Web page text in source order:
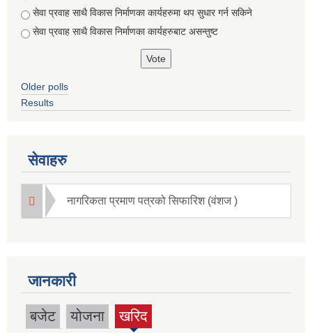
सेवा प्रवाह साथै विकास निर्माणका कार्यहरुमा थप सुधार गर्न सकिने
सेवा प्रवाह साथै विकास निर्माणका कार्यहरुबाट असन्तुष्ट
Older polls
Results
सेवाहरु
नागरिकता प्रमाण पत्रको सिफारिश (वंशज )
जानकारी
बजेट योजना खरिद
(active